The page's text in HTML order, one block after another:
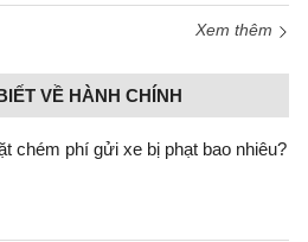
Xem thêm
VỀ HÀNH CHÍNH
chém phí gửi xe bị phạt bao nhiêu?